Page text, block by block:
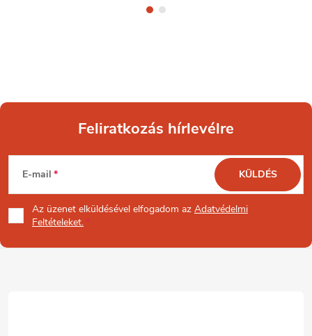
L
á
b
Feliratkozás hírlevélre
E-mail
Az üzenet elküldésével elfogadom az Adatvédelmi
Feltételeket.
KÜLDÉS